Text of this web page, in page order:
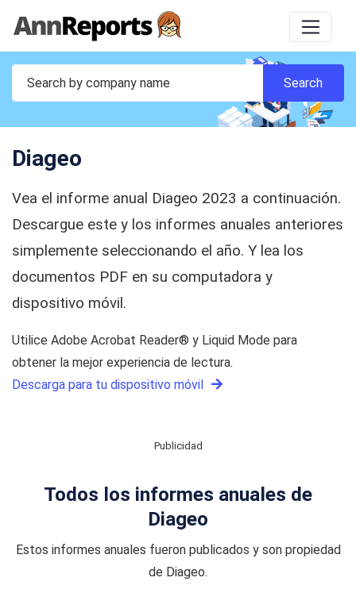
Diageo
Vea el informe anual Diageo 2023 a continuación.
Descargue este y los informes anuales anteriores
simplemente seleccionando el año. Y lea los
documentos PDF en su computadora y
dispositivo móvil.
Utilice Adobe Acrobat Reader® y Liquid Mode para
obtener la mejor experiencia de lectura.
Descarga para tu dispositivo móvil
Publicidad
Todos los informes anuales de
Diageo
Estos informes anuales fueron publicados y son propiedad
de Diageo.